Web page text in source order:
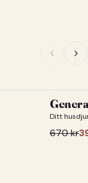
Ditt
670kr